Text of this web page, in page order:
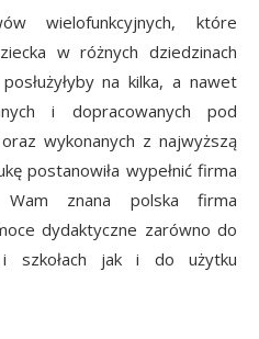
wielofunkcyjnych, które
w różnych dziedzinach
na kilka, a nawet
i dopracowanych pod
wykonanych z najwyższą
postanowiła wypełnić firma
znana polska firma
dydaktyczne zarówno do
szkołach jak i do użytku